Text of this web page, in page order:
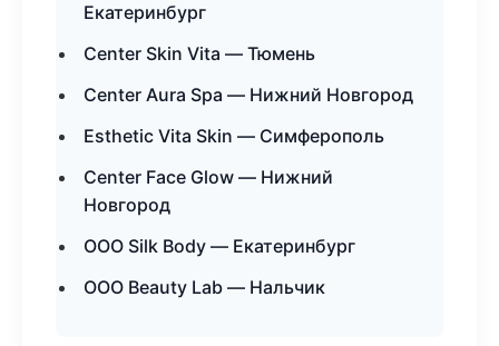
Екатеринбург
Center Skin Vita — Тюмень
Center Aura Spa — Нижний Новгород
Esthetic Vita Skin — Симферополь
Center Face Glow — Нижний
Новгород
ООО Silk Body — Екатеринбург
ООО Beauty Lab — Нальчик